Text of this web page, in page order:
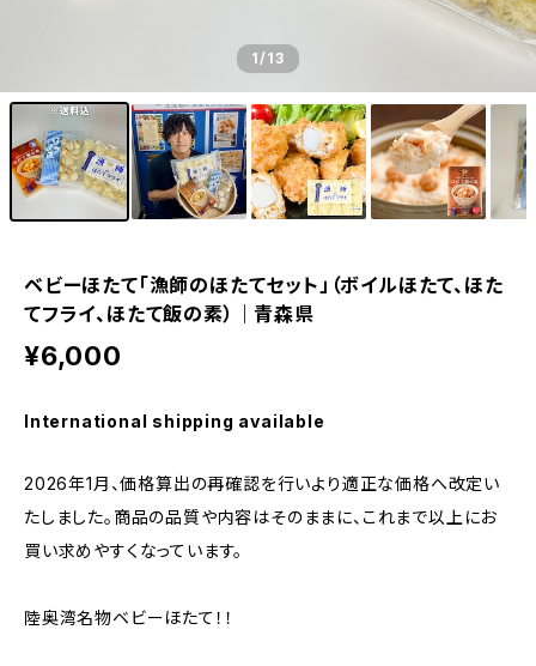
1/13
ベビーほたて「漁師のほたてセット」（ボイルほたて、ほた
てフライ、ほたて飯の素）｜青森県
¥6,000
International shipping available
2026年1月、価格算出の再確認を行いより適正な価格へ改定い
たしました。商品の品質や内容はそのままに、これまで以上にお
買い求めやすくなっています。
陸奥湾名物ベビーほたて！！